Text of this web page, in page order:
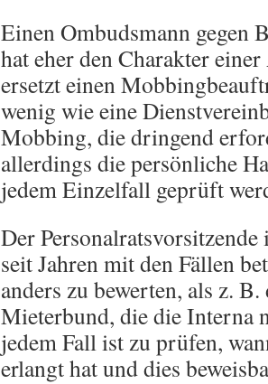
Einen Ombudsmann gegen
hat eher den Charakter
ersetzt einen
wenig wie eine
Mobbing, die dringend
allerdings die persönliche
jedem Einzelfall geprüft
Der
seit Jahren mit den Fällen
anders zu bewerten, als z.
Mieterbund, die die Interna
jedem Fall ist zu prüfen,
erlangt hat und dies